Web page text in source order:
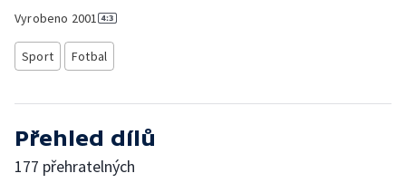
Vyrobeno 2001
Sport Fotbal
Přehled dílů
177 přehratelných